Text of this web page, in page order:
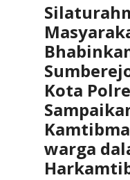
Kota
warga